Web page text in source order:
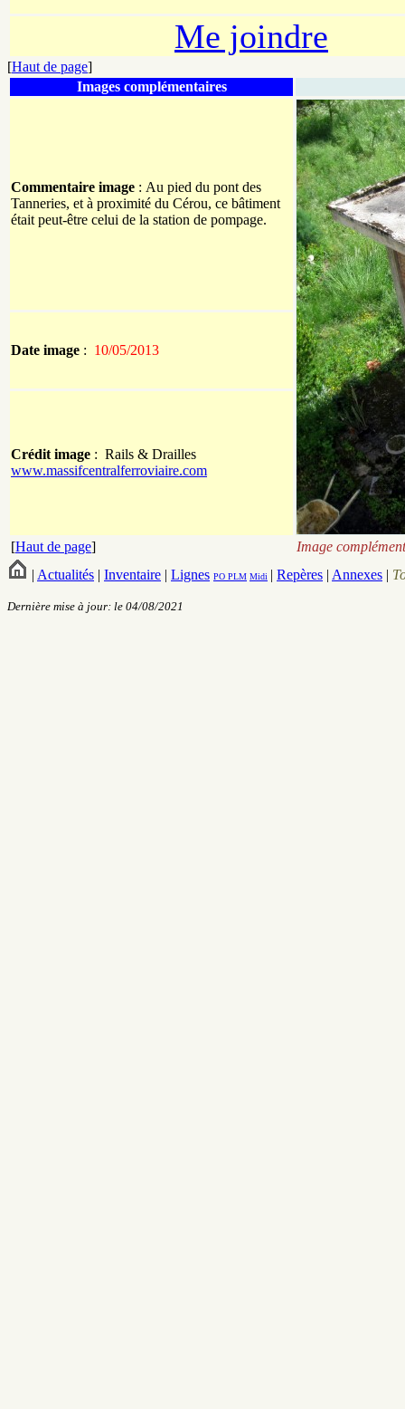
Me joindre
[Haut de page]
Images complémentaires
Commentaire image : Au pied du pont des
Tanneries, et à proximité du Cérou, ce bâtiment
était peut-être celui de la station de pompage.
Date image : 10/05/2013
Crédit image : Rails & Drailles
www.massifcentralferroviaire.com
[Haut de page]
Image
| Actualités | Inventaire | Lignes PO PLM Midi | Repères | Annexes |
Dernière mise à jour: le 04/08/2021